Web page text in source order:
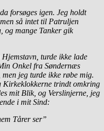
forsøges igen. Jeg holdt
så intet til Patruljen
og mange Tanker gik
turde ikke lade
Onkel fra Søndernæs
jeg turde ikke røbe mig.
Kirkeklokkerne trindt omkring
mit Blik, og Verslinjerne, jeg
i mit Sind:
Tårer ser”